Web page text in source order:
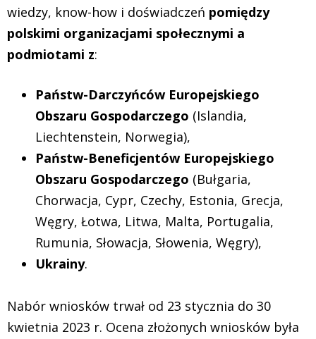
wiedzy, know-how i doświadczeń pomiędzy
polskimi organizacjami społecznymi a
podmiotami z:
Państw-Darczyńców Europejskiego
Obszaru Gospodarczego (Islandia,
Liechtenstein, Norwegia),
Państw-Beneficjentów Europejskiego
Obszaru Gospodarczego (Bułgaria,
Chorwacja, Cypr, Czechy, Estonia, Grecja,
Węgry, Łotwa, Litwa, Malta, Portugalia,
Rumunia, Słowacja, Słowenia, Węgry),
Ukrainy.
Nabór wniosków trwał od 23 stycznia do 30
kwietnia 2023 r. Ocena złożonych wniosków była